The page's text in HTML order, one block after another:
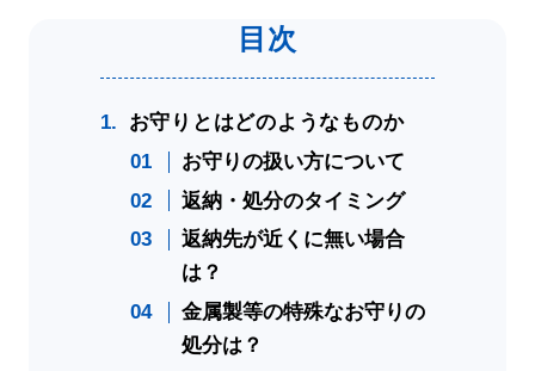
お守りとはどのようなものか
お守りの扱い方について
返納・処分のタイミング
返納先が近くに無い場合
は？
金属製等の特殊なお守りの
処分は？